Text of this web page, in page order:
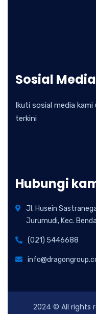
Sosial Media
Ikuti sosial media
terkini
Hubungi
Jl. Husein
Jurumudi, Kec.
(021) 5446688
2024 © All rights